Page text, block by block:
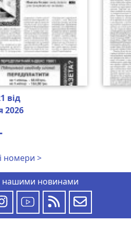
від
2026
номери >
нашими новинами